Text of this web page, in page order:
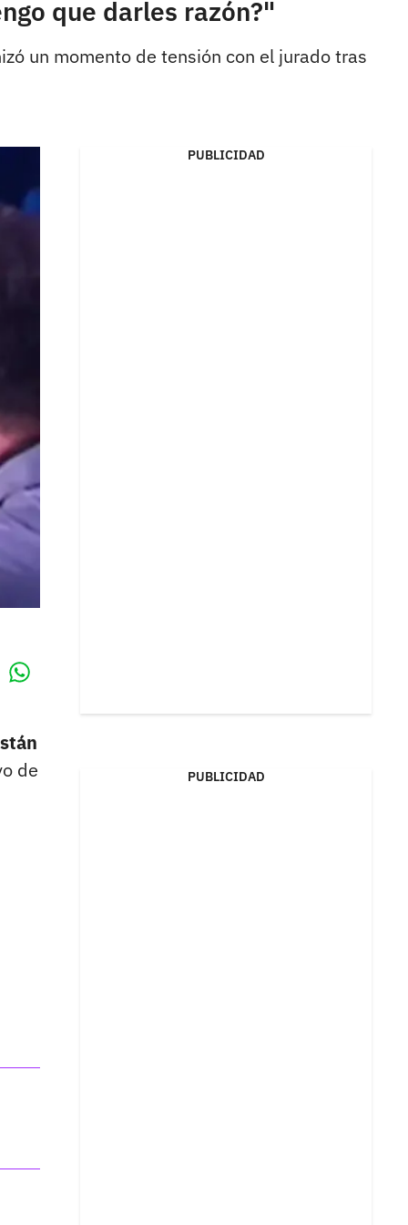
que darles razón?"
un momento de tensión con el jurado tras
de
PUBLICIDAD
PUBLICIDAD